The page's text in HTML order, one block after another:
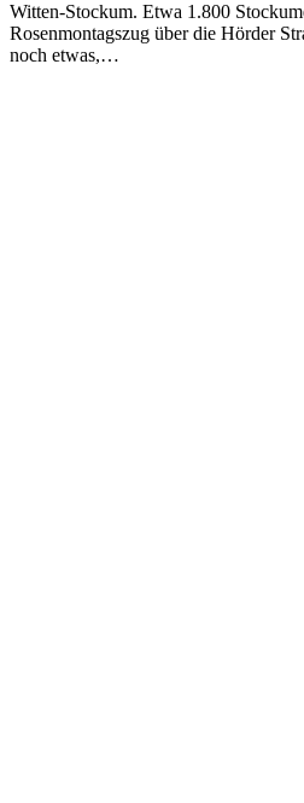
Witten-Stockum. Etwa 1.800
Rosenmontagszug über die Hörder
noch etwas,…